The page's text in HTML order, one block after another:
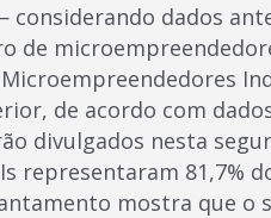
dados
de
de acordo com
divulgados nesta
representaram 81,7%
mostra que o